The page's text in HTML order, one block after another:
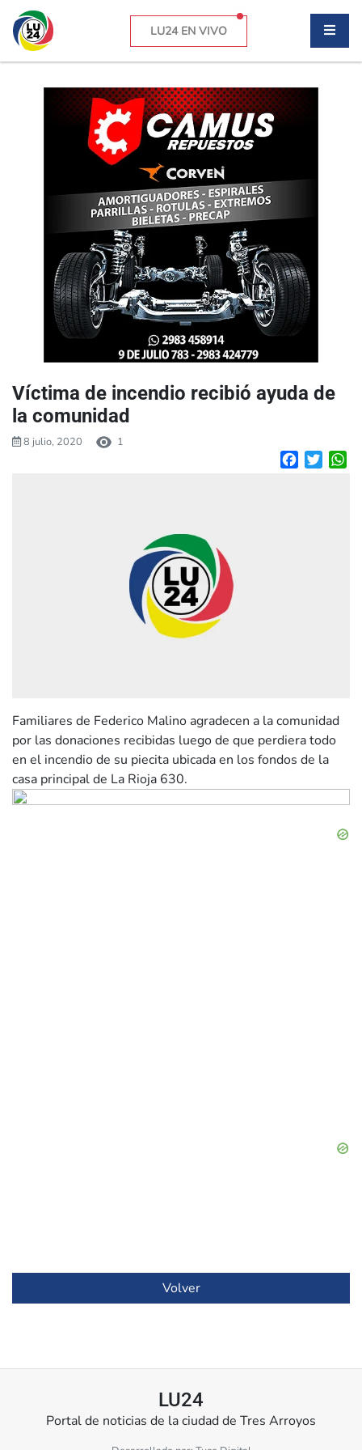
LU24 EN VIVO
Víctima de incendio recibió ayuda de
la comunidad
8 julio, 2020 1
Facebook
Familiares de Federico Malino agradecen a la comunidad
por las donaciones recibidas luego de que perdiera todo
en el incendio de su piecita ubicada en los fondos de la
casa principal de La Rioja 630.
Volver
LU24
Portal de noticias de la ciudad de Tres Arroyos